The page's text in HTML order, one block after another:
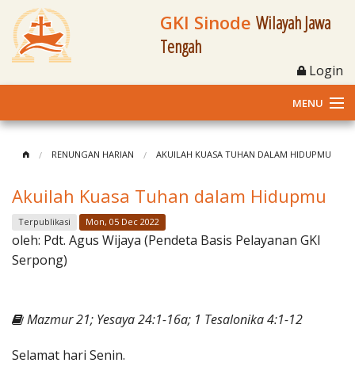
GKI Sinode Wilayah Jawa
Tengah
Login
MENU
Klasis dan Jemaat
Berita Kegiatan
Materi
RENUNGAN HARIAN AKUILAH KUASA TUHAN DALAM HIDUPMU
Akuilah Kuasa Tuhan dalam Hidupmu
Terpublikasi Mon, 05 Dec 2022
oleh: Pdt. Agus Wijaya (Pendeta Basis Pelayanan GKI
Serpong)
Mazmur 21; Yesaya 24:1-16a; 1 Tesalonika 4:1-12
Selamat hari Senin.